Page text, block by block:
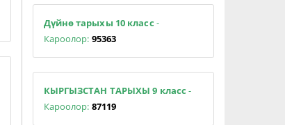
Дүйнө тарыхы 10 класс -
Кароолор: 95363
КЫРГЫЗСТАН ТАРЫХЫ 9 класс -
Кароолор: 87119